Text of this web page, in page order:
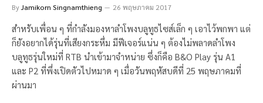
ByJamikorn Singnamthieng 26 พฤษภาคม 2017
สำหรับเพื่อน ๆ ที่กำลังมองหาลำโพงบลูทูธไซส์เล็ก ๆ เอาไว้พกพา แต่
ก็ยังอยากได้รุ่นที่เสียงกระหึ่ม มีฟีเจอร์แน่น ๆ ต้องไม่พลาดลำโพง
บลูทูธรุ่นใหม่ที่ RTB นำเข้ามาจำหน่าย ซึ่งก็คือ B&O Play รุ่น A1
และ P2 ที่พึ่งเปิดตัวไปหมาด ๆ เมื่อวันพฤหัสบดีที่ 25 พฤษภาคมที่
ผ่านมา